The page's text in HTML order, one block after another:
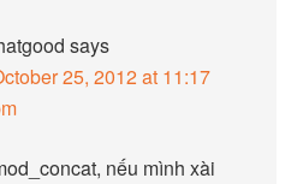
says
25, 2012 at 11:17
nếu mình xài